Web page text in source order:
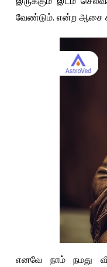
வேண்டும். என்ற ஆசை
எனவே நாம் நமது